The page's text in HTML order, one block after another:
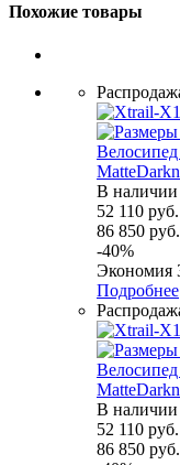
Похожие товары
В наличии
52 110 руб.
86 850 руб.
-40%
Экономия
Подробнее
В наличии
52 110 руб.
86 850 руб.